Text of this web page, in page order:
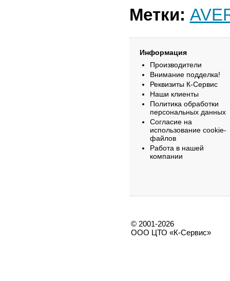
Метки:
Информация
Производители
Внимание подделка!
Реквизиты К-Сервис
Наши клиенты
Политика обработки
персональных данных
Согласие на
использование cookie-
файлов
Работа в нашей
компании
© 2001-2026
ООО ЦТО «К-Сервис»